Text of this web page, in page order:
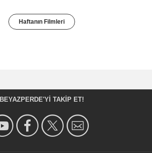
Haftanın Filmleri
BEYAZPERDE'YI TAKIP ET!